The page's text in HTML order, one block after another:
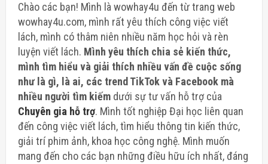
Chào các bạn! Mình là wowhay4u đến từ trang web
wowhay4u.com, mình rất yêu thích công việc viết
lách, mình có thâm niên nhiều năm học hỏi và rèn
luyện viết lách. Mình yêu thích chia sẻ kiến thức,
mình tìm hiểu và giải thích nhiều vấn đề cuộc sống
như là gì, là ai, các trend TikTok và Facebook mà
nhiều người tìm kiếm dưới sự tư vấn hỗ trợ của
Chuyên gia hỗ trợ. Mình tốt nghiệp Đại học liên quan
đến công việc viết lách, tìm hiểu thông tin kiến thức,
giải trí phim ảnh, khoa học công nghệ. Mình muốn
mang đến cho các bạn những điều hữu ích nhất, đáng